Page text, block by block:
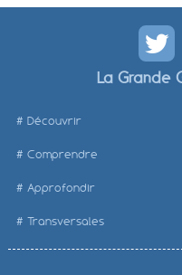
La Grande
Découvrir
Comprendre
Approfondir
Transversales